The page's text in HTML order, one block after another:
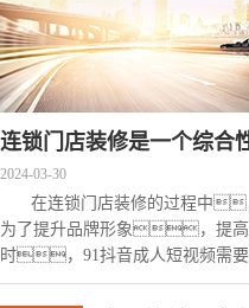
连锁门店装修是一个综合
2024-03-30
在连锁门店装修的过程中
为了提升品牌形象，提
时，91抖音成人短视频需要